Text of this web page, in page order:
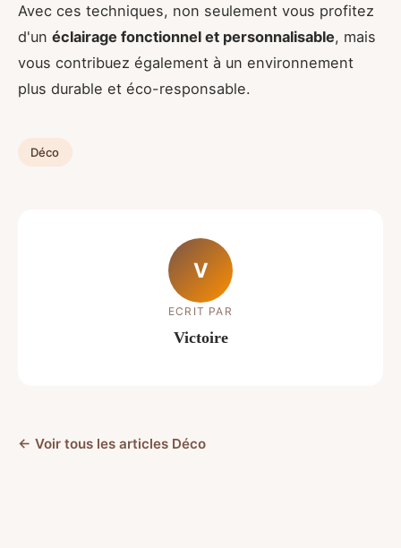
Avec ces techniques, non seulement vous profitez
d'un éclairage fonctionnel et personnalisable, mais
vous contribuez également à un environnement
plus durable et éco-responsable.
Déco
V
ECRIT PAR
Victoire
← Voir tous les articles Déco